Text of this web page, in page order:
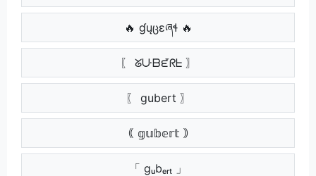
🔥 ɠųცɛཞɬ 🔥
〖 ᘜᑘᗷᘿᖇᖶ 〗
〖 gubert 〗
｟ 𝕘𝕦𝕓𝕖𝕣𝕥 ｠
「 gᵤbₑᵣₜ 」